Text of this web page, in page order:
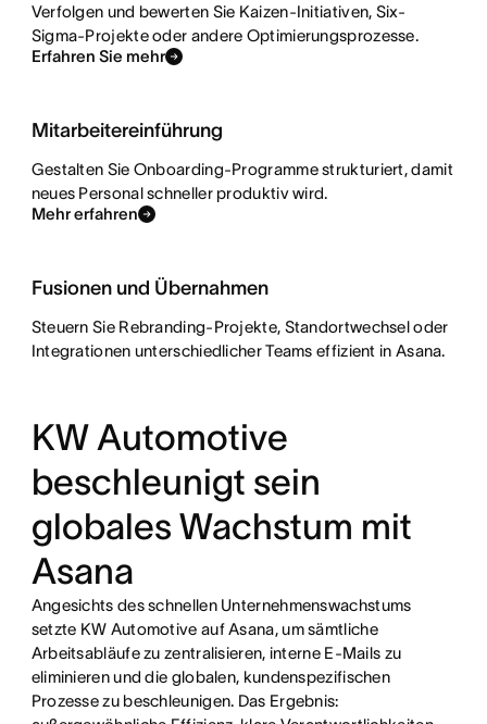
Verfolgen und bewerten Sie Kaizen-Initiativen, Six-
Sigma-Projekte oder andere Optimierungsprozesse.
Erfahren Sie mehr
Mitarbeitereinführung
Gestalten Sie Onboarding-Programme strukturiert, damit
neues Personal schneller produktiv wird.
Mehr erfahren
Fusionen und Übernahmen
Steuern Sie Rebranding-Projekte, Standortwechsel oder
Integrationen unterschiedlicher Teams effizient in Asana.
KW Automotive
beschleunigt sein
globales Wachstum mit
Asana
Angesichts des schnellen Unternehmenswachstums
setzte KW Automotive auf Asana, um sämtliche
Arbeitsabläufe zu zentralisieren, interne E-Mails zu
eliminieren und die globalen, kundenspezifischen
Prozesse zu beschleunigen. Das Ergebnis: